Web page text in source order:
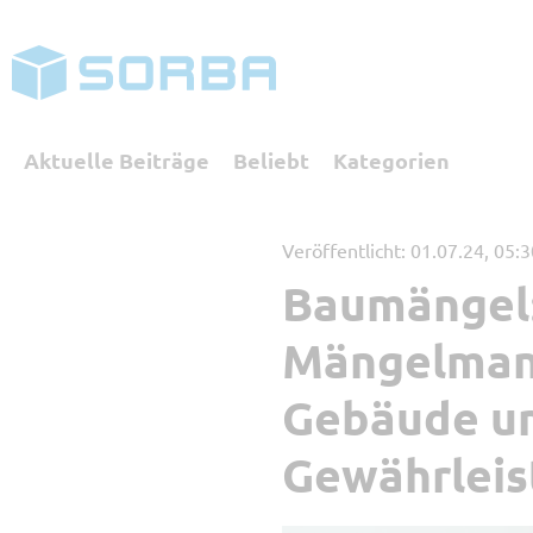
Aktuelle Beiträge Beliebt Kategorien
Veröffentlicht: 01.07.24,
Gebäude